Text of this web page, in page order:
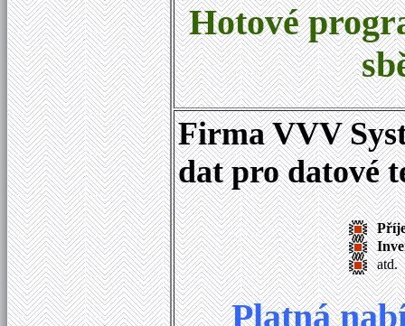
Hotové
Firma VVV
dat pro datové
atd.
Platná